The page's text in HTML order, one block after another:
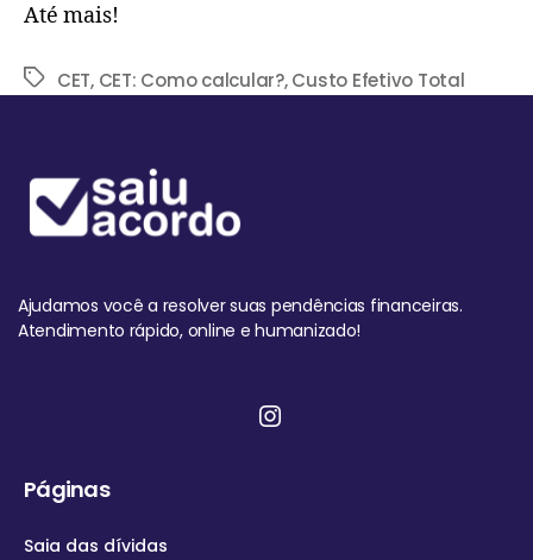
Até mais!
CET, CET: Como calcular?,Custo Efetivo Total
Ajudamos você a resolver suas pendências financeiras.
Atendimento rápido, online e humanizado!
Páginas
Saia das dívidas